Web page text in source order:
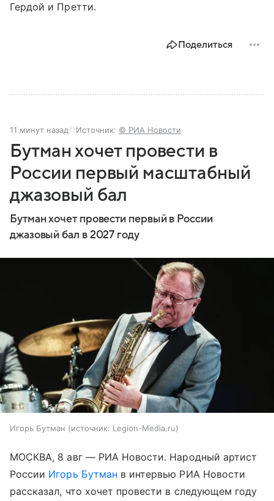
Гердой и Претти.
Поделиться
11 минут назад Источник: © РИА Новости
Бутман хочет провести в
России первый масштабный
джазовый бал
Бутман хочет провести первый в России
джазовый бал в 2027 году
Игорь Бутман источник: Legion-Media.ru
МОСКВА, 8 авг — РИА Новости. Народный артист
России Игорь Бутман в интервью РИА Новости
рассказал, что хочет провести в следующем году